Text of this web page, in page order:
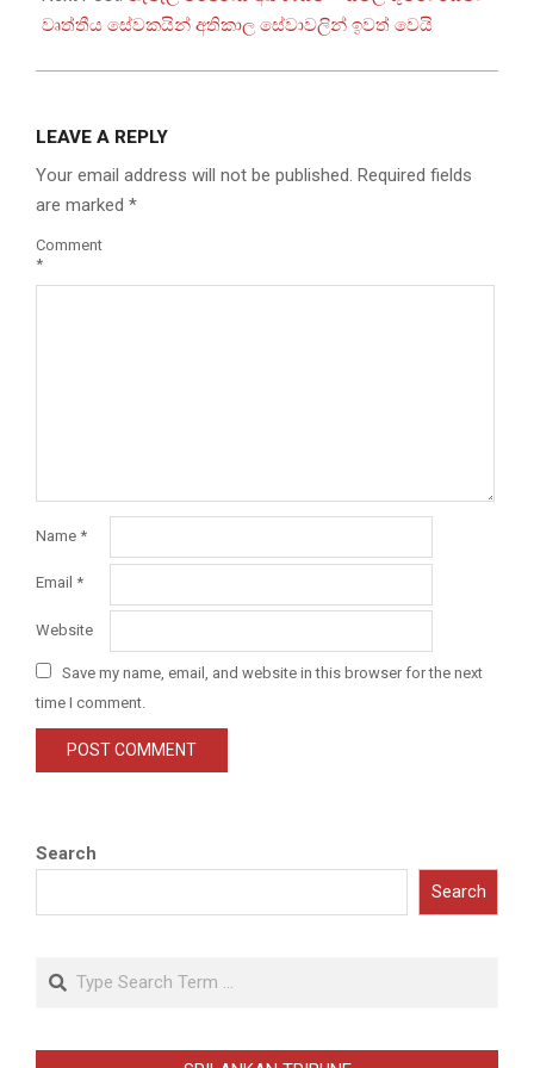
වෘත්තීය සේවකයින් අතිකාල සේවාවලින් ඉවත් වෙයි
LEAVE A REPLY
Your email address will not be published. Required fields
are marked *
Comment
*
Name *
Email *
Website
Save my name, email, and website in this browser for the next
time I comment.
Search
Search
Search